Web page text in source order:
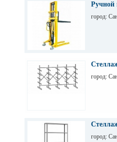
Ручной
город:
город:
город: